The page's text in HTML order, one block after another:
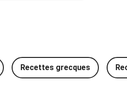
Recettes grecques